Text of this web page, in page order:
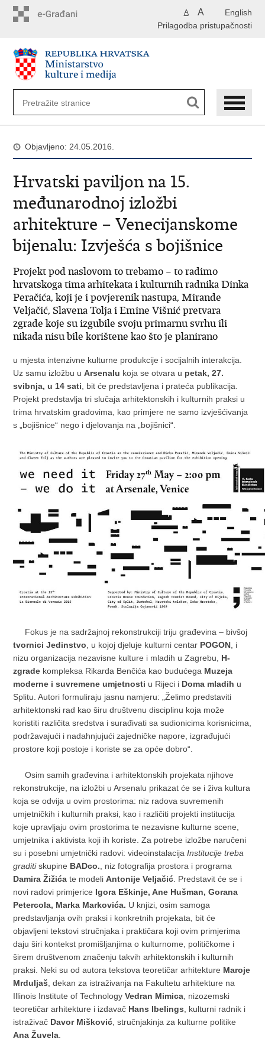
English
A A
Prilagodba pristupačnosti
Objavljeno: 24.05.2016.
Hrvatski paviljon na 15.
međunarodnoj izložbi
arhitekture – Venecijanskome
bijenalu: Izvješća s bojišnice
Projekt pod naslovom to trebamo – to radimo
hrvatskoga tima arhitekata i kulturnih radnika Dinka
Peračića, koji je i povjerenik nastupa, Mirande
Veljačić, Slavena Tolja i Emine Višnić pretvara
zgrade koje su izgubile svoju primarnu svrhu ili
nikada nisu bile korištene kao što je planirano
u mjesta intenzivne kulturne produkcije i socijalnih interakcija.
Uz samu izložbu uArsenalu koja se otvara u petak, 27.
svibnja, u 14 sati , bit će predstavljena i prateća publikacija.
Projekt predstavlja tri slučaja arhitektonskih i kulturnih praksi u
trima hrvatskim gradovima, kao primjere ne samo izvješćivanja
s „bojišnice“ nego i djelovanja na „bojišnici“.
Fokus je na sadržajnoj rekonstrukciji triju građevina ‒ bivšoj
tvornici Jedinstvo , u kojoj djeluje kulturni centar POGON , i
nizu organizacija nezavisne kulture i mladih u Zagrebu, H-
zgrade kompleksa Rikarda Benčića kao budućega Muzeja
moderne i suvremene umjetnosti u Rijeci i Doma mladih u
Splitu. Autori formuliraju jasnu namjeru: „Želimo predstaviti
arhitektonski rad kao širu društvenu disciplinu koja može
koristiti različita sredstva i surađivati sa sudionicima korisnicima,
podržavajući i nadahnjujući zajedničke napore, izgrađujući
prostore koji postoje i koriste se za opće dobro“.
Osim samih građevina i arhitektonskih projekata njihove
rekonstrukcije, na izložbi u Arsenalu prikazat će se i živa kultura
koja se odvija u ovim prostorima: niz radova suvremenih
umjetničkih i kulturnih praksi, kao i različiti projekti institucija
koje upravljaju ovim prostorima te nezavisne kulturne scene,
umjetnika i aktivista koji ih koriste. Za potrebe izložbe naručeni
su i posebni umjetnički radovi: videoinstalacijaInstitucije treba
graditiskupine BADco. , niz fotografija prostora i programa
Damira Žižićate modeliAntonije Veljačić . Predstavit će se i
novi radovi primjerice Igora Eškinje, Ane Hušman, Gorana
Petercola, Marka Markovića. U knjizi, osim samoga
predstavljanja ovih praksi i konkretnih projekata, bit će
objavljeni tekstovi stručnjaka i praktičara koji ovim primjerima
daju širi kontekst promišljanjima o kulturnome, političkome i
širem društvenom značenju takvih arhitektonskih i kulturnih
praksi. Neki su od autora tekstova teoretičar arhitekture Maroje
Mrduljaš , dekan za istraživanja na Fakultetu arhitekture na
Illinois Institute of TechnologyVedran Mimica , nizozemski
teoretičar arhitekture i izdavač Hans Ibelings , kulturni radnik i
istraživač Davor Mišković , stručnjakinja za kulturne politike
Ana Žuvela